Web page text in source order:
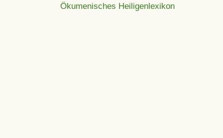
Ökumenisches Heiligenlexikon